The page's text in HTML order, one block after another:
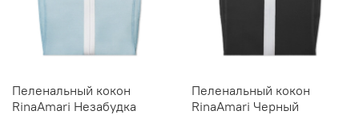
Пеленальный кокон
RinaAmari Незабудка
Пеленальный кокон
RinaAmari Черный